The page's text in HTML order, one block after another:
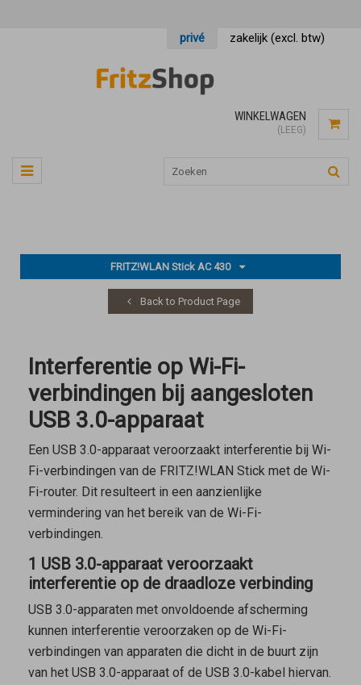
privé zakelijk (excl. btw)
WINKELWAGEN
(LEEG)
FRITZ!WLAN Stick AC 430
Back to Product Page
Interferentie op Wi-Fi-
verbindingen bij aangesloten
USB 3.0-apparaat
Een USB 3.0-apparaat veroorzaakt interferentie bij Wi-
Fi-verbindingen van de FRITZ!WLAN Stick met de Wi-
Fi-router. Dit resulteert in een aanzienlijke
vermindering van het bereik van de Wi-Fi-
verbindingen.
1 USB 3.0-apparaat veroorzaakt
interferentie op de draadloze verbinding
USB 3.0-apparaten met onvoldoende afscherming
kunnen interferentie veroorzaken op de Wi-Fi-
verbindingen van apparaten die dicht in de buurt zijn
van het USB 3.0-apparaat of de USB 3.0-kabel hiervan.